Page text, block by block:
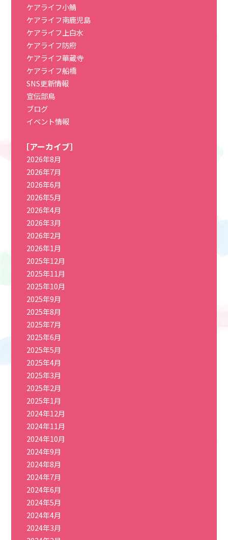
ケアライフ小鯖
ケアライフ南鹿児島
ケアライフ上白水
ケアライフ防府
ケアライフ華蔵寺
ケアライフ船橋
SNS更新情報
宣伝部鳥
ブログ
イベント情報
［アーカイブ］
2026年8月
2026年7月
2026年6月
2026年5月
2026年4月
2026年3月
2026年2月
2026年1月
2025年12月
2025年11月
2025年10月
2025年9月
2025年8月
2025年7月
2025年6月
2025年5月
2025年4月
2025年3月
2025年2月
2025年1月
2024年12月
2024年11月
2024年10月
2024年9月
2024年8月
2024年7月
2024年6月
2024年5月
2024年4月
2024年3月